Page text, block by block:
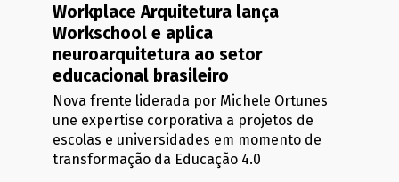
Workplace Arquitetura lança
Workschool e aplica
neuroarquitetura ao setor
educacional brasileiro
Nova frente liderada por Michele Ortunes
une expertise corporativa a projetos de
escolas e universidades em momento de
transformação da Educação 4.0